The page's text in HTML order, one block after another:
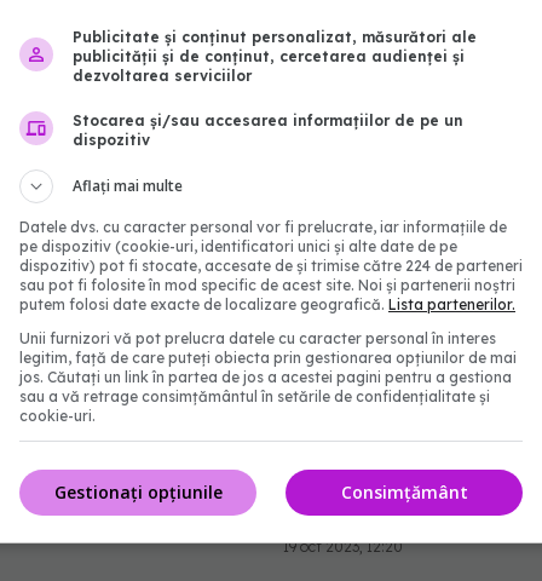
Zeci de ucraineni
în România. Depinde
dacă au fost
EXCLUSIV Cum să ne
asiguratorul medical
Claudiu Năsui: Așa
alegeți asiguratorul
mașină
19 oct 2023, 12:20
Publicitate și conținut personalizat, măsurători ale
publicității și de conținut, cercetarea audienței și
dezvoltarea serviciilor
Stocarea și/sau accesarea informațiilor de pe un
dispozitiv
Aflați mai multe
Datele dvs. cu caracter personal vor fi prelucrate, iar informațiile de
pe dispozitiv (cookie-uri, identificatori unici și alte date de pe
dispozitiv) pot fi stocate, accesate de și trimise către 224 de parteneri
sau pot fi folosite în mod specific de acest site. Noi și partenerii noștri
putem folosi date exacte de localizare geografică. Lista partenerilor.
Unii furnizori vă pot prelucra datele cu caracter personal în interes
legitim, față de care puteți obiecta prin gestionarea opțiunilor de mai
jos. Căutați un link în partea de jos a acestei pagini pentru a gestiona
sau a vă retrage consimțământul în setările de confidențialitate și
cookie-uri.
Consimțământ
Gestionați opțiunile